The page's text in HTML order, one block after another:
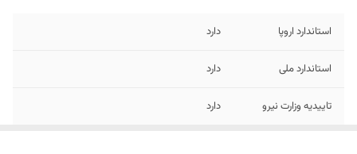
استاندارد اروپا دارد
استاندارد ملی دارد
تاییدیه وزارت نیرو دارد